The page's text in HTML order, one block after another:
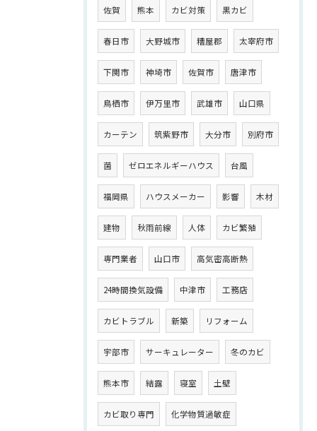
佐賀 熊本 カビ対策 黒カビ
春日市 大野城市 糟屋郡 太宰府市
下関市 神埼市 佐賀市 唐津市
鳥栖市 伊万里市 武雄市 山口県
カーテン 筑紫野市 大分市 別府市
菌 ゼロエネルギーハウス 台風
福岡県 ハウスメーカー 影響 木材
建物 秋雨前線 人体 カビ繁殖
専門業者 山口市 高気密高断熱
24時間換気設備 中津市 工務店
カビトラブル 新築 リフォーム
宇部市 サーキュレーター 冬のカビ
熊本市 結露 寝室 土壁
カビ取り専門 化学物質過敏症